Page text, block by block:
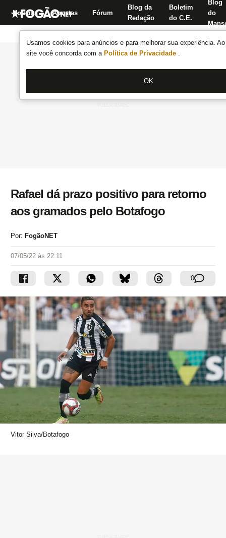
Usamos cookies para anúncios e para melhorar sua experiência.
site você concorda com a Política de Privacidade .
OK
Notícias Apostas Fórum
Blog da
Redação
Boletim
do C.E.
Blog
do
Rafael dá prazo positivo para retorno
aos gramados pelo Botafogo
Por: FogãoNET
07/05/22 às 22:11
0
Vitor Silva/Botafogo